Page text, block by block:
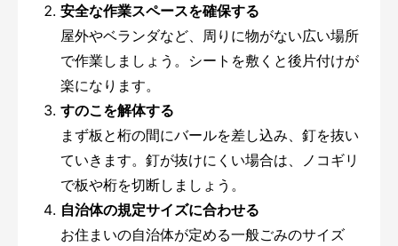
安全な作業スペースを確保する
屋外やベランダなど、周りに物がない広い場所
で作業しましょう。シートを敷くと後片付けが
楽になります。
すのこを解体する
まず板と桁の間にバールを差し込み、釘を抜い
ていきます。釘が抜けにくい場合は、ノコギリ
で板や桁を切断しましょう。
自治体の規定サイズに合わせる
お住まいの自治体が定める一般ごみのサイズ